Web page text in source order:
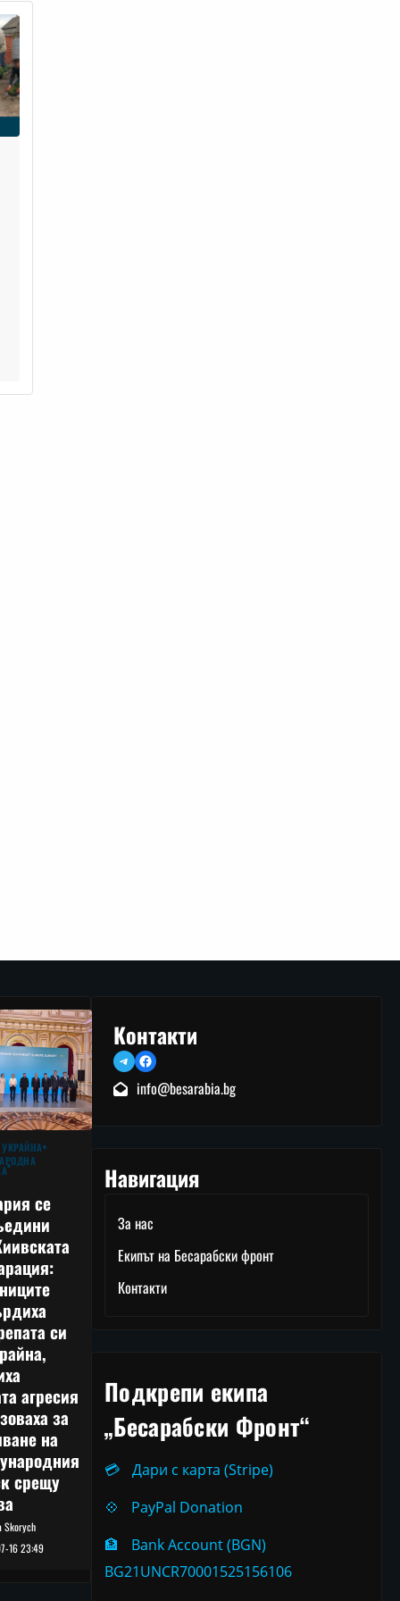
се
си
агресия
за
на
срещу
Skorych
16 23:49
Контакти
TelegramFacebook
info@besarabia.bg
Навигация
За нас
Екипът на Бесарабски фронт
Контакти
Подкрепи екипа
„Бесарабски Фронт“
💳
Дари с карта (Stripe)
💠
PayPal Donation
🏦
Bank Account (BGN)
BG21UNCR70001525156106